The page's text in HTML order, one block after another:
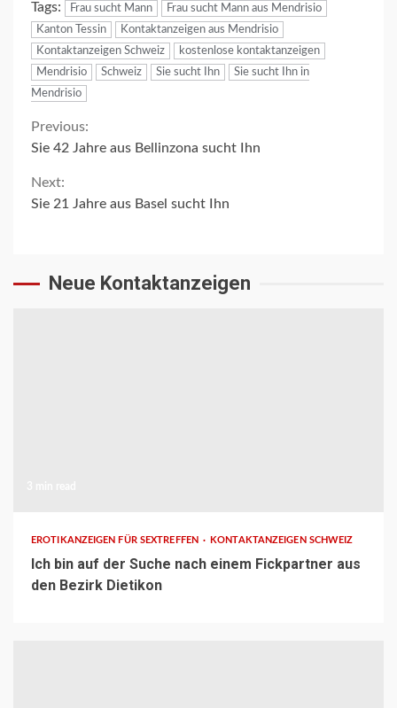
Tags: Frau sucht Mann
Frau sucht Mann aus Mendrisio
Kanton Tessin
Kontaktanzeigen aus Mendrisio
Kontaktanzeigen Schweiz
kostenlose kontaktanzeigen
Mendrisio
Schweiz Sie sucht Ihn
Sie sucht Ihn in
Mendrisio
Continue
Reading
Previous:
Sie 42 Jahre aus Bellinzona sucht Ihn
Next:
Sie 21 Jahre aus Basel sucht Ihn
Neue Kontaktanzeigen
EROTIKANZEIGEN FÜR SEXTREFFEN KONTAKTANZEIGEN SCHWEIZ
Ich bin auf der Suche nach einem Fickpartner aus
den Bezirk Dietikon